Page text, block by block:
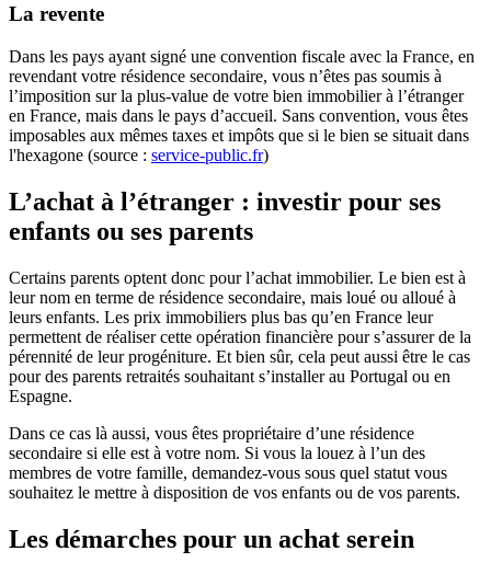
La revente
Dans les pays ayant signé une convention fiscale avec la France, en
revendant votre résidence secondaire, vous n’êtes pas soumis à
l’imposition sur la plus-value de votre bien immobilier à l’étranger
en France, mais dans le pays d’accueil. Sans convention, vous êtes
imposables aux mêmes taxes et impôts que si le bien se situait dans
l'hexagone (source : service-public.fr)
L’achat à l’étranger : investir pour ses
enfants ou ses parents
Certains parents optent donc pour l’achat immobilier. Le bien est à
leur nom en terme de résidence secondaire, mais loué ou alloué à
leurs enfants. Les prix immobiliers plus bas qu’en France leur
permettent de réaliser cette opération financière pour s’assurer de la
pérennité de leur progéniture. Et bien sûr, cela peut aussi être le cas
pour des parents retraités souhaitant s’installer au Portugal ou en
Espagne.
Dans ce cas là aussi, vous êtes propriétaire d’une résidence
secondaire si elle est à votre nom. Si vous la louez à l’un des
membres de votre famille, demandez-vous sous quel statut vous
souhaitez le mettre à disposition de vos enfants ou de vos parents.
Les démarches pour un achat serein